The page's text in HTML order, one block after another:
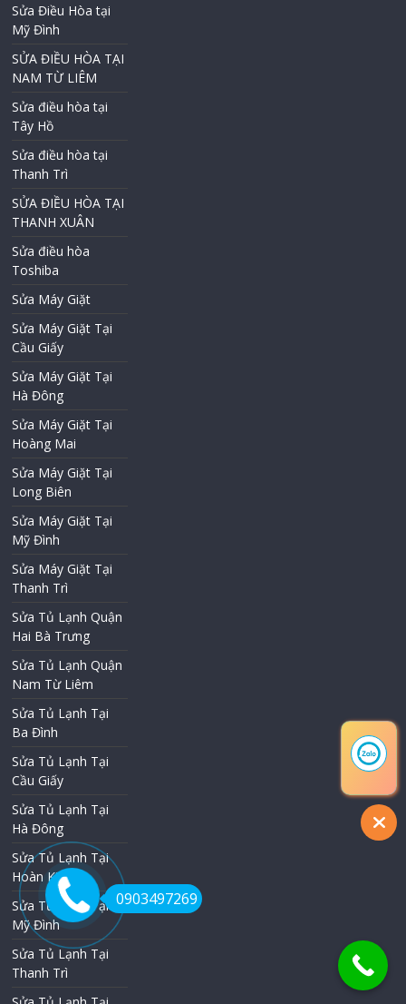
Sửa Điều Hòa tại
Mỹ Đình
SỬA ĐIỀU HÒA TẠI
NAM TỪ LIÊM
Sửa điều hòa tại
Tây Hồ
Sửa điều hòa tại
Thanh Trì
SỬA ĐIỀU HÒA TẠI
THANH XUÂN
Sửa điều hòa
Toshiba
Sửa Máy Giặt
Sửa Máy Giặt Tại
Cầu Giấy
Sửa Máy Giặt Tại
Hà Đông
Sửa Máy Giặt Tại
Hoàng Mai
Sửa Máy Giặt Tại
Long Biên
Sửa Máy Giặt Tại
Mỹ Đình
Sửa Máy Giặt Tại
Thanh Trì
Sửa Tủ Lạnh Quận
Hai Bà Trưng
Sửa Tủ Lạnh Quận
Nam Từ Liêm
Sửa Tủ Lạnh Tại
Ba Đình
Sửa Tủ Lạnh Tại
Cầu Giấy
Sửa Tủ Lạnh Tại
Hà Đông
Sửa Tủ Lạnh Tại
Hoàn Kiếm
Sửa Tủ Lạnh Tại
Mỹ Đình
Sửa Tủ Lạnh Tại
Thanh Trì
0903497269